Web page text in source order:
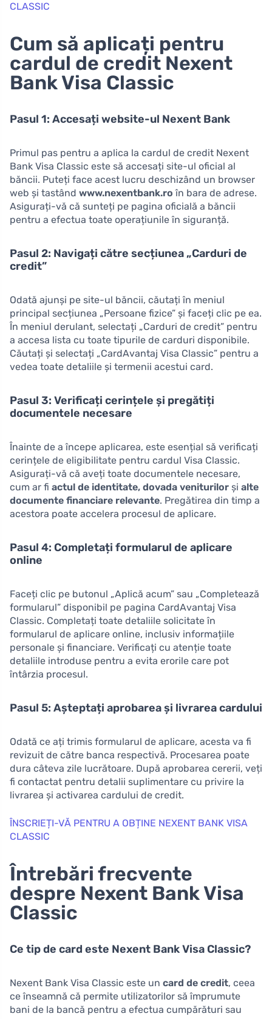
CLASSIC
Cum să aplicați pentru
cardul de credit Nexent
Bank Visa Classic
Pasul 1: Accesați website-ul Nexent Bank
Primul pas pentru a aplica la cardul de credit Nexent
Bank Visa Classic este să accesați site-ul oficial al
băncii. Puteți face acest lucru deschizând un browser
web și tastând www.nexentbank.ro în bara de adrese.
Asigurați-vă că sunteți pe pagina oficială a băncii
pentru a efectua toate operațiunile în siguranță.
Pasul 2: Navigați către secțiunea „Carduri de
credit”
Odată ajunși pe site-ul băncii, căutați în meniul
principal secțiunea „Persoane fizice” și faceți clic pe ea.
În meniul derulant, selectați „Carduri de credit” pentru
a accesa lista cu toate tipurile de carduri disponibile.
Căutați și selectați „CardAvantaj Visa Classic” pentru a
vedea toate detaliile și termenii acestui card.
Pasul 3: Verificați cerințele și pregătiți
documentele necesare
Înainte de a începe aplicarea, este esențial să verificați
cerințele de eligibilitate pentru cardul Visa Classic.
Asigurați-vă că aveți toate documentele necesare,
cum ar fi actul de identitate, dovada veniturilor și alte
documente financiare relevante. Pregătirea din timp a
acestora poate accelera procesul de aplicare.
Pasul 4: Completați formularul de aplicare
online
Faceți clic pe butonul „Aplică acum” sau „Completează
formularul” disponibil pe pagina CardAvantaj Visa
Classic. Completați toate detaliile solicitate în
formularul de aplicare online, inclusiv informațiile
personale și financiare. Verificați cu atenție toate
detaliile introduse pentru a evita erorile care pot
întârzia procesul.
Pasul 5: Așteptați aprobarea și livrarea cardului
Odată ce ați trimis formularul de aplicare, acesta va fi
revizuit de către banca respectivă. Procesarea poate
dura câteva zile lucrătoare. După aprobarea cererii, veți
fi contactat pentru detalii suplimentare cu privire la
livrarea și activarea cardului de credit.
ÎNSCRIEȚI-VĂ PENTRU A OBȚINE NEXENT BANK VISA
CLASSIC
Întrebări frecvente
despre Nexent Bank Visa
Classic
Ce tip de card este Nexent Bank Visa Classic?
Nexent Bank Visa Classic este un card de credit, ceea
ce înseamnă că permite utilizatorilor să împrumute
bani de la bancă pentru a efectua cumpărături sau